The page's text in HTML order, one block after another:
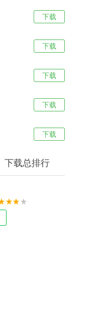
下载
下载
下载
下载
下载
下载总排行